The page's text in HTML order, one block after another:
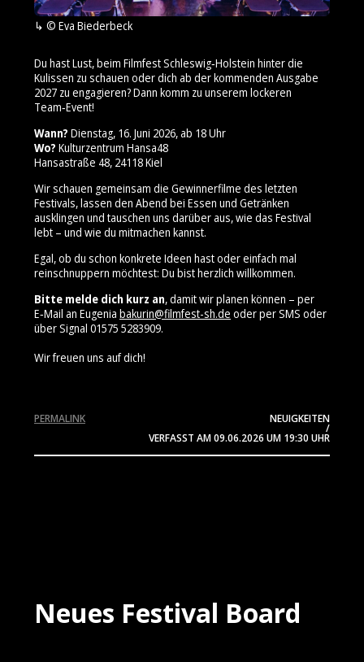
© Eva Biederbeck
Du hast Lust, beim Filmfest Schleswig‑Holstein hinter die
Kulissen zu schauen oder dich ab der kommenden Ausgabe
2027 zu engagieren? Dann komm zu unserem lockeren
Team‑Event!
Wann? Dienstag, 16. Juni 2026, ab 18 Uhr
Wo? Kulturzentrum Hansa48
Hansastraße 48, 24118 Kiel
Wir schauen gemeinsam die Gewinnerfilme des letzten
Festivals, lassen den Abend bei Essen und Getränken
ausklingen und tauschen uns darüber aus, wie das Festival
lebt – und wie du mitmachen kannst.
Egal, ob du schon konkrete Ideen hast oder einfach mal
reinschnuppern möchtest: Du bist herzlich willkommen.
Bitte melde dich kurz an, damit wir planen können – per
E‑Mail an Eugenia bakurin@filmfest-sh.de oder per SMS oder
über Signal 01575 5283909⁩.
Wir freuen uns auf dich!
NEUIGKEITEN
/
VERFASST AM09.06.2026 UM 19:30 UHR
PERMALINK
Neues Festival Board